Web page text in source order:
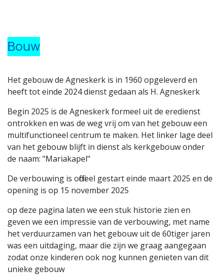
Bouw
Het gebouw de Agneskerk is in 1960 opgeleverd en
heeft tot einde 2024 dienst gedaan als H. Agneskerk
Begin 2025 is de Agneskerk formeel uit de eredienst
ontrokken en was de weg vrij om van het gebouw een
multifunctioneel centrum te maken. Het linker lage deel
van het gebouw blijft in dienst als kerkgebouw onder
de naam: "Mariakapel"
De verbouwing is officieel gestart einde maart 2025 en de
opening is op 15 november 2025
op deze pagina laten we een stuk historie zien en
geven we een impressie van de verbouwing, met name
het verduurzamen van het gebouw uit de 60tiger jaren
was een uitdaging, maar die zijn we graag aangegaan
zodat onze kinderen ook nog kunnen genieten van dit
unieke gebouw